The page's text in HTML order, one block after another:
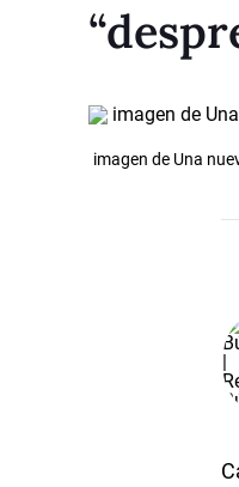
imagen de Una